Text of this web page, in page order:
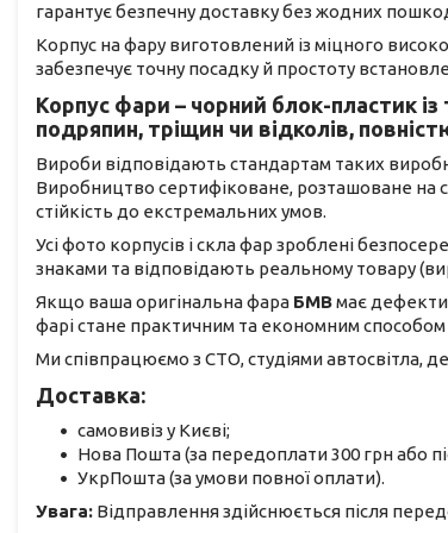
гарантує безпечну доставку без жодних
Корпус на фару виготовлений із міцного
забезпечує точну посадку й простоту
Корпус фари – чорний блок-пластик
подряпин, тріщин чи відколів,
Вироби відповідають стандартам таких
Виробництво сертифіковане, розташоване на
стійкість до екстремальних умов.
Усі фото корпусів і скла фар зроблені
знаками та відповідають реальному товару
Якщо ваша оригінальна фара БМВмає дефекти
фарі стане практичним та економним
Ми співпрацюємо з СТО, студіями автосвітла,
Доставка:
самовивіз у Києві;
Нова Пошта (за передоплати 300 грн або
УкрПошта (за умови повної оплати).
Увага: Відправлення здійснюється після